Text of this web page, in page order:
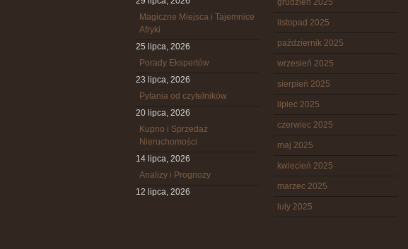
Magiczne Miejsca i Tajemnice
Afryki
25 lipca, 2026
Porady Ekspertów
23 lipca, 2026
Pytania od czytelników
20 lipca, 2026
Kupno i Sprzedaż
Nieruchomości
14 lipca, 2026
Analizy i Prognozy
12 lipca, 2026
grudzień 2025
listopad 2025
październik 2025
wrzesień 2025
sierpień 2025
lipiec 2025
czerwiec 2025
maj 2025
kwiecień 2025
marzec 2025
luty 2025